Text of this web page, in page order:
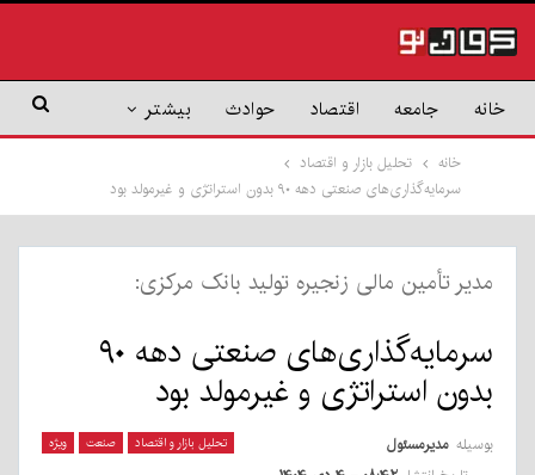
خانه جامعه اقتصاد حوادث بیشتر
خانه
تحلیل بازار و اقتصاد
سرمایه‌گذاری‌های صنعتی دهه ۹۰ بدون استراتژی و غیرمولد بود
مدیر تأمین مالی زنجیره تولید بانک مرکزی:
سرمایه‌گذاری‌های صنعتی دهه ۹۰
بدون استراتژی و غیرمولد بود
تحلیل بازار و اقتصاد صنعت ویژه بوسیله مدیرمسئول